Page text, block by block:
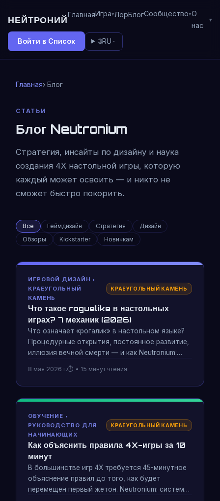
НЕЙТРОНИЙГлавнаяИгра ЛорБлогСообщество О
нас
Войти в Список
🌐RU
Главная› Блог
СТАТЬИ
Блог Neutronium
Стратегия, инсайты по дизайну и наука
создания 4X настольной игры, которую
каждый может освоить — и никто не
сможет быстро покорить.
Все Геймдизайн Стратегия
Дизайн
Обзоры
Kickstarter Новичкам
ИГРОВОЙ ДИЗАЙН •
КРАЕУГОЛЬНЫЙ
КАМЕНЬ
КРАЕУГОЛЬНЫЙ КАМЕНЬ
Что такое roguelike в настольных
играх? 7 механик (2026)
Что означает «рогалик» в настольном языке?
Процедурные открытия, постоянное развитие,
иллюзия вечной смерти — и как Neutronium:
вселенными полностью из картона.
8 мая 2026 г. • 15 минут чтения
ОБУЧЕНИЕ •
РУКОВОДСТВО ДЛЯ
НАЧИНАЮЩИХ
КРАЕУГОЛЬНЫЙ КАМЕНЬ
Как объяснить правила 4X-игры за 10
минут
В большинстве игр 4X требуется 45-минутное
объяснение правил до того, как будет
перемещен первый жетон. Neutronium: система